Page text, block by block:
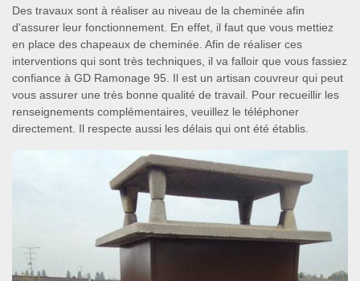
Des travaux sont à réaliser au niveau de la cheminée afin
d'assurer leur fonctionnement. En effet, il faut que vous mettiez
en place des chapeaux de cheminée. Afin de réaliser ces
interventions qui sont très techniques, il va falloir que vous fassiez
confiance à GD Ramonage 95. Il est un artisan couvreur qui peut
vous assurer une très bonne qualité de travail. Pour recueillir les
renseignements complémentaires, veuillez le téléphoner
directement. Il respecte aussi les délais qui ont été établis.